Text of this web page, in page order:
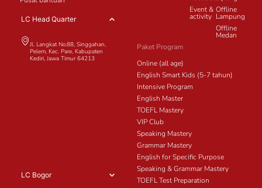
LC Head Quarter
Jl. Langkat No.88, Singgahan,
Pelem, Kec. Pare, Kabupaten
Kediri, Jawa Timur 64213
LC Bogor
Event &
activity
Offline
Lampung
Offline
Medan
Paket Program
Online (all age)
English Smart Kids (5-7 tahun)
Intensive Program
English Master
TOEFL Mastery
VIP Club
Speaking Mastery
Grammar Mastery
English for Specific Purpose
Speaking & Grammar Mastery
TOEFL Test Preparation